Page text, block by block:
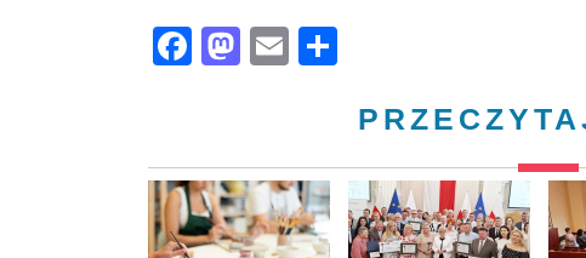
Facebook
Mastodon
Email